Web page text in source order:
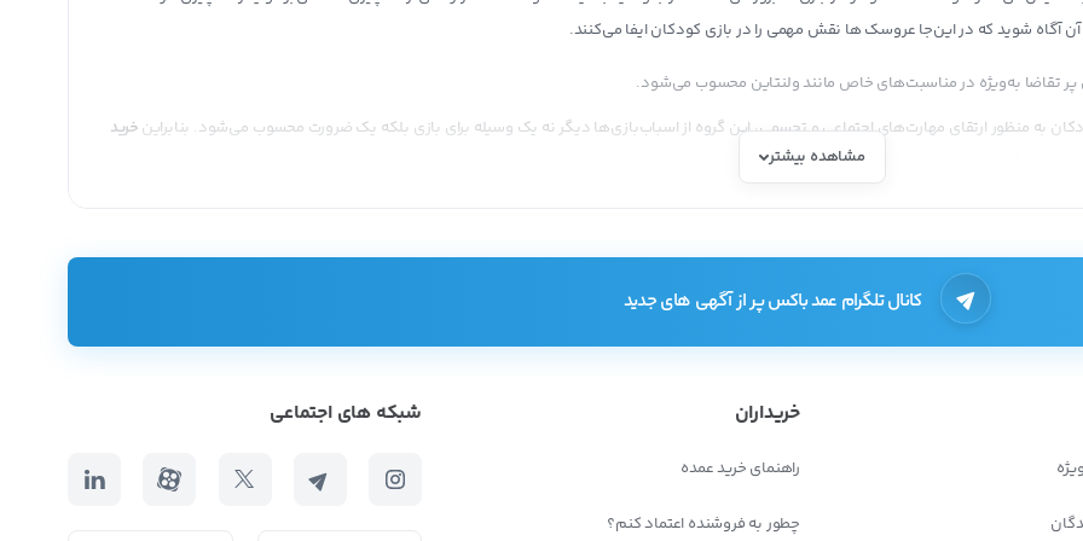
آگاه شوید که در این‌جا عروسک ها نقش مهمی را در بازی کودکان ایفا می‌کنند.
پر تقاضا به‌ویژه در مناسبت‌های خاص مانند ولنتاین محسوب می‌شود.
به ‌منظور ارتقای مهارت‌های اجتماعی و تجسمی، این گروه از اسباب‌بازی‌ها دیگر نه یک وسیله برای بازی بلکه یک ضرورت محسوب می‌شود. بنابراین خرید
ایران به فروش می‌رسند، محصول وارداتی هستند. پس برای این‌که بتوانید
از میان انبوه محصولات کالایی که مشتری زیادی را دارد انتخاب کنید و سپس اقدام به خرید کنید.
که مورد پسند است خریداری کنید؛ ولی در خرید آنلاین به بعضی از فروشندگان هم نمی‌شود اعتماد کرد؛ چون در معامله کالا کارهایی را انجام
مهمترین مزایای خرید عمده، دریافت تخفیفات بالا از عمده فروشان عروسک است.
مشاهده بیشتر
کانال تلگرام عمد باکس پر از آگهی های جدید
خریداران
راهنمای خرید عمده
چطور به فروشنده اعتماد کنم؟
شبکه های اجتماعی